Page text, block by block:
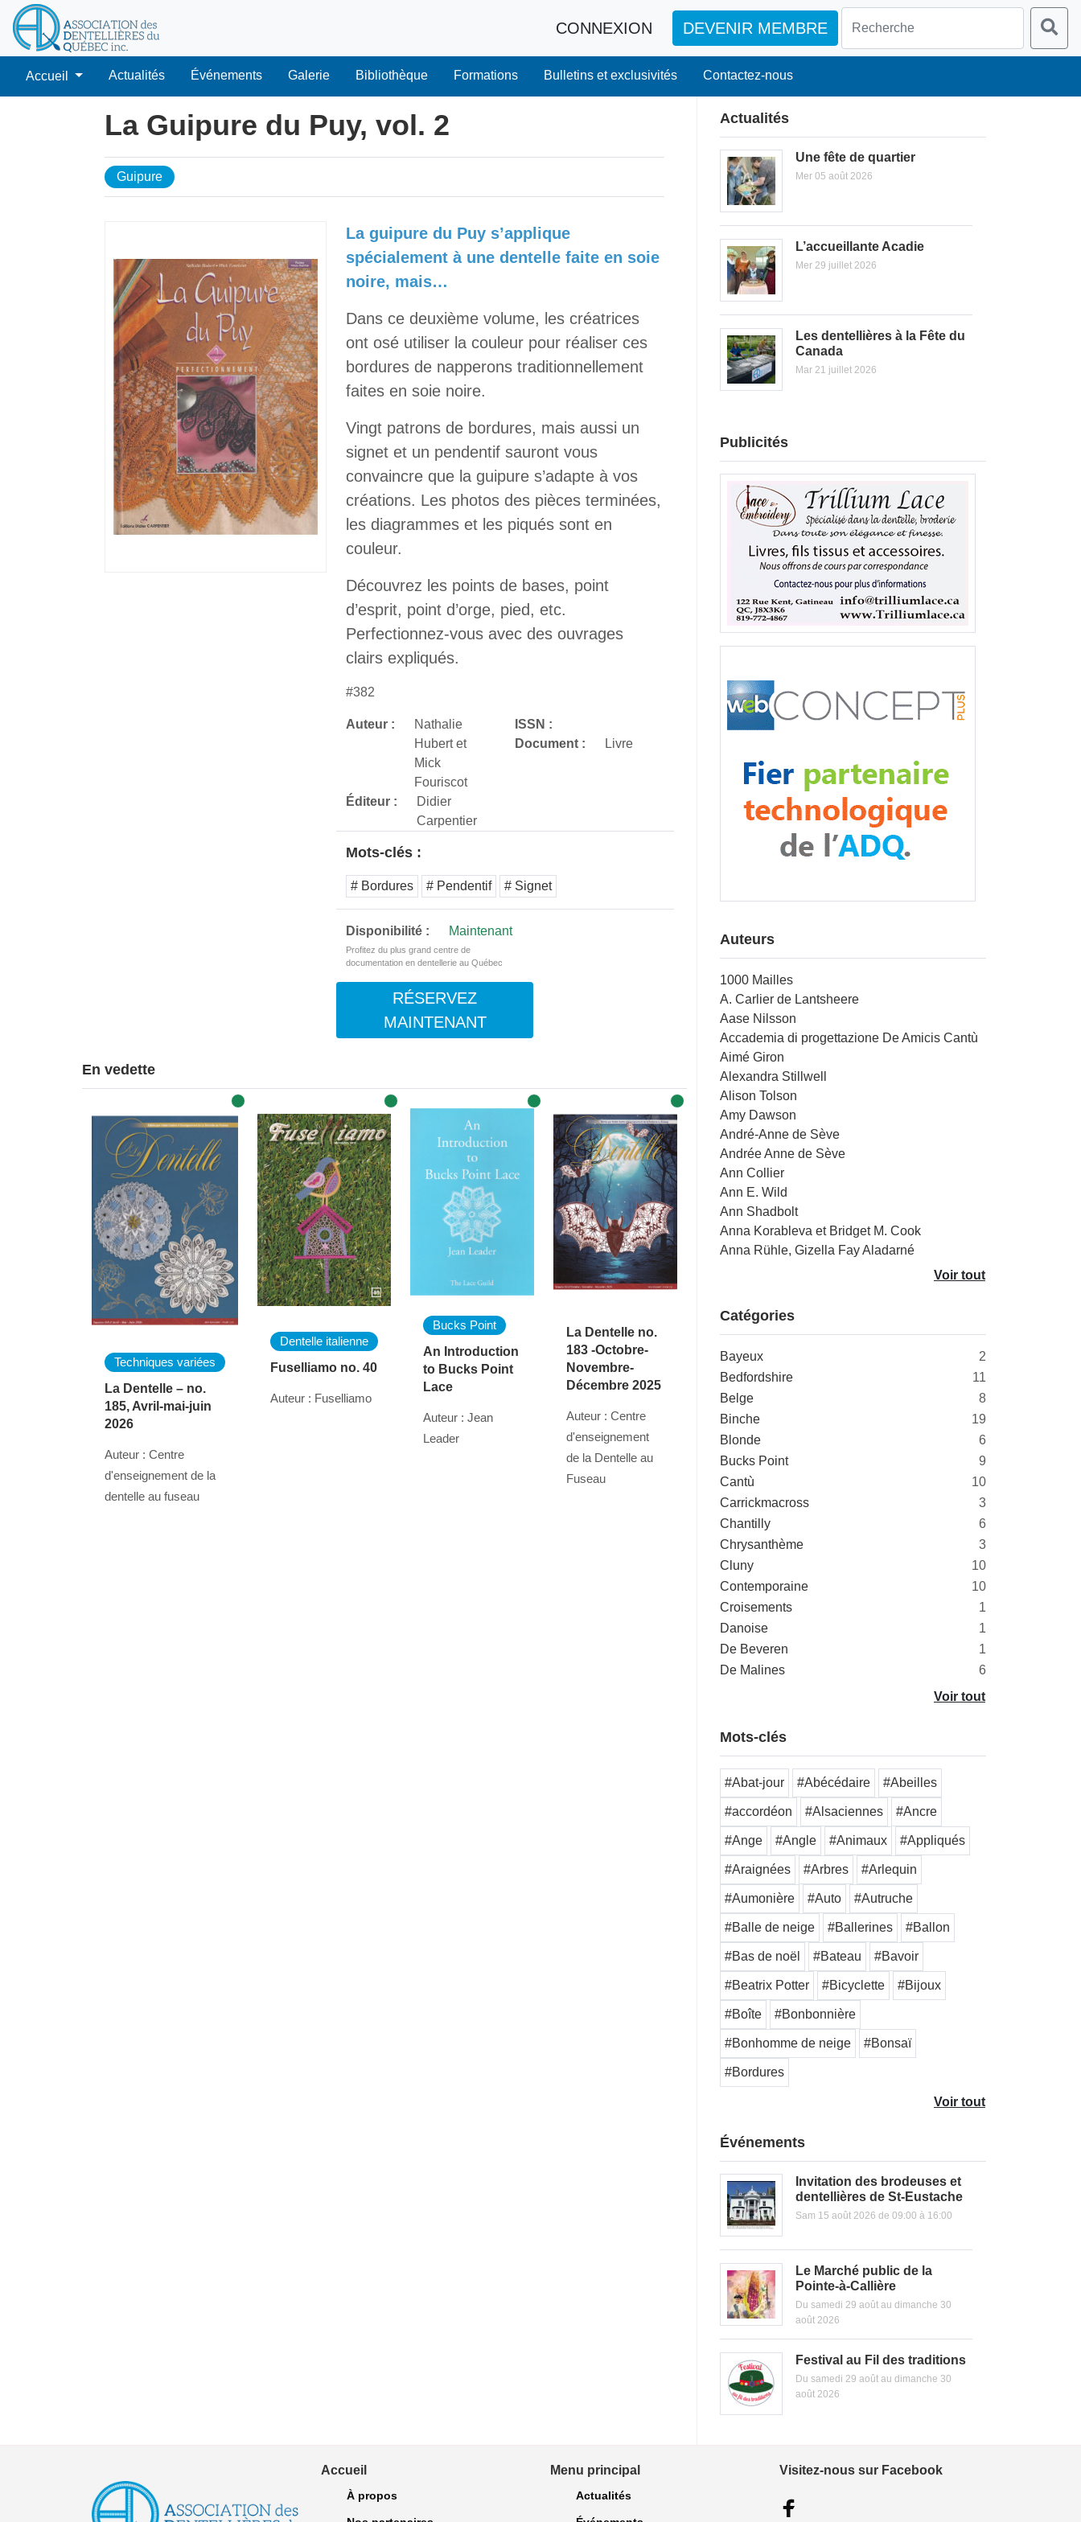
CONNEXION DEVENIR MEMBRE
Accueil Actualités Événements Galerie Bibliothèque Formations Bulletins et exclusivités Contactez-nous
La Guipure du Puy, vol. 2
Guipure
La guipure du Puy s’applique
spécialement à une dentelle faite en soie
noire, mais…
Dans ce deuxième volume, les créatrices
ont osé utiliser la couleur pour réaliser ces
bordures de napperons traditionnellement
faites en soie noire.
Vingt patrons de bordures, mais aussi un
signet et un pendentif sauront vous
convaincre que la guipure s’adapte à vos
créations. Les photos des pièces terminées,
les diagrammes et les piqués sont en
couleur.
Découvrez les points de bases, point
d’esprit, point d’orge, pied, etc.
Perfectionnez-vous avec des ouvrages
clairs expliqués.
#382
Auteur :
Nathalie
Hubert et
Mick
Fouriscot
Éditeur :
Didier
Carpentier
ISSN :
Document :
Livre
Mots-clés :
# Bordures # Pendentif # Signet
Disponibilité : Maintenant
Profitez du plus grand centre de
documentation en dentellerie au Québec
RÉSERVEZ
MAINTENANT
En vedette
Techniques variées
La Dentelle – no.
185, Avril-mai-juin
2026
Auteur : Centre
d'enseignement de la
dentelle au fuseau
Dentelle italienne
Fuselliamo no. 40
Auteur : Fuselliamo
Bucks Point
An Introduction
to Bucks Point
Lace
Auteur : Jean
Leader
La Dentelle no.
183 -Octobre-
Novembre-
Décembre 2025
Auteur : Centre
d'enseignement
de la Dentelle au
Fuseau
Actualités
Une fête de quartier
Mer 05 août 2026
L’accueillante Acadie
Mer 29 juillet 2026
Les dentellières à la Fête du
Canada
Mar 21 juillet 2026
Publicités
Auteurs
1000 Mailles
A. Carlier de Lantsheere
Aase Nilsson
Accademia di progettazione De Amicis Cantù
Aimé Giron
Alexandra Stillwell
Alison Tolson
Amy Dawson
André-Anne de Sève
Andrée Anne de Sève
Ann Collier
Ann E. Wild
Ann Shadbolt
Anna Korableva et Bridget M. Cook
Anna Rühle, Gizella Fay Aladarné
Voir tout
Catégories
Bayeux
2
Bedfordshire
11
Belge
8
Binche
19
Blonde
6
Bucks Point
9
Cantù
10
Carrickmacross
3
Chantilly
6
Chrysanthème
3
Cluny
10
Contemporaine
10
Croisements
1
Danoise
1
De Beveren
1
De Malines
6
Voir tout
Mots-clés
#Abat-jour #Abécédaire #Abeilles
#accordéon #Alsaciennes #Ancre
#Ange #Angle #Animaux #Appliqués
#Araignées #Arbres #Arlequin
#Aumonière #Auto #Autruche
#Balle de neige #Ballerines #Ballon
#Bas de noël #Bateau #Bavoir
#Beatrix Potter #Bicyclette #Bijoux
#Boîte #Bonbonnière
#Bonhomme de neige #Bonsaï
#Bordures
Voir tout
Événements
Invitation des brodeuses et
dentellières de St-Eustache
Sam 15 août 2026 de 09:00 à 16:00
Le Marché public de la
Pointe-à-Callière
Du samedi 29 août au dimanche 30
août 2026
Festival au Fil des traditions
Du samedi 29 août au dimanche 30
août 2026
Accueil
À propos
Menu principal
Actualités
Visitez-nous sur Facebook